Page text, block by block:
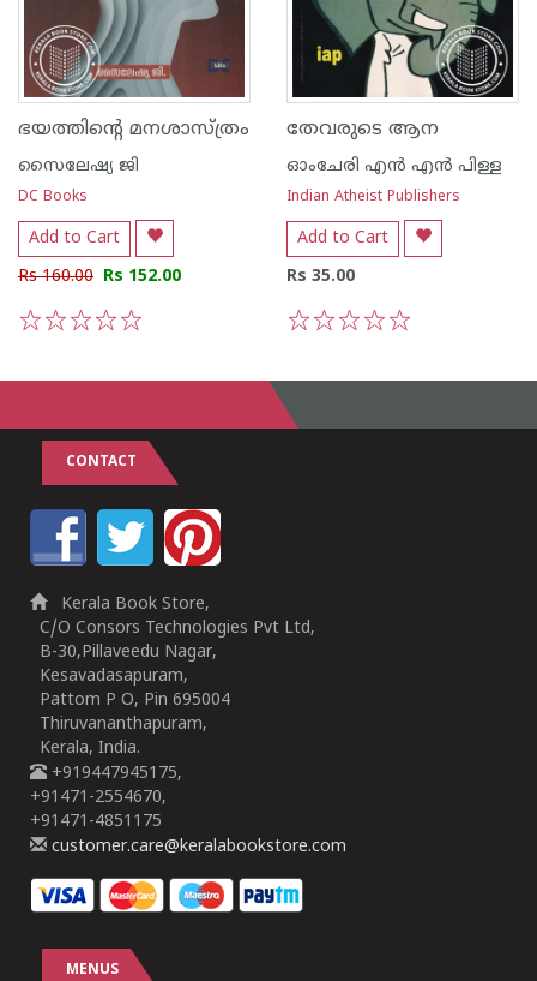
ഭയത്തിന്റെ മനശാസ്ത്രം
സൈലേഷ്യ ജി
DC Books
Add to Cart
Rs 160.00 Rs 152.00
തേവരുടെ ആന
ഓംചേരി എന്‍ എന്‍ പിള്ള
Indian Atheist Publishers
Add to Cart
Rs 35.00
CONTACT
Kerala Book Store,
C/O Consors Technologies Pvt Ltd,
B-30,Pillaveedu Nagar,
Kesavadasapuram,
Pattom P O, Pin 695004
Thiruvananthapuram,
Kerala, India.
+919447945175,
+91471-2554670,
+91471-4851175
customer.care@keralabookstore.com
MENUS